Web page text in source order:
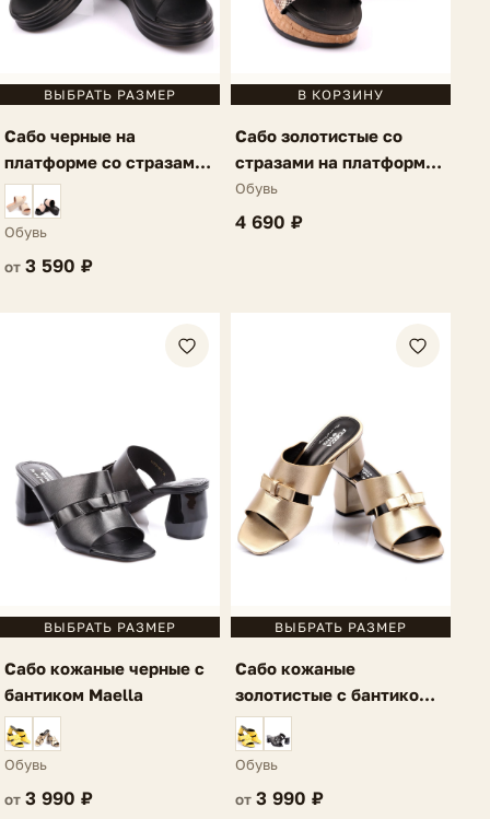
ВЫБРАТЬ РАЗМЕР
Сабо черные на
платформе со стразами
Maella
Обувь
от 3 590 ₽
В КОРЗИНУ
Сабо золотистые со
стразами на платформе
Maella
Обувь
4 690 ₽
ВЫБРАТЬ РАЗМЕР
Сабо кожаные черные с
бантиком Maella
Обувь
от 3 990 ₽
ВЫБРАТЬ РАЗМЕР
Сабо кожаные
золотистые с бантиком
Maella
Обувь
от3 990 ₽